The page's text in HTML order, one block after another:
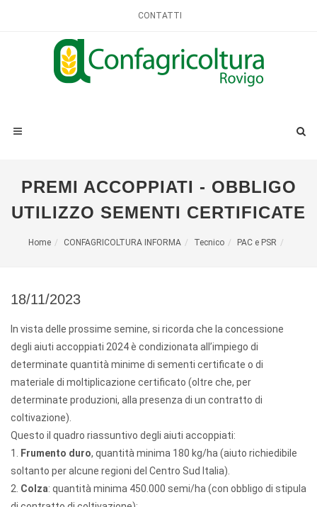
CONTATTI
PREMI ACCOPPIATI - OBBLIGO
UTILIZZO SEMENTI CERTIFICATE
Home CONFAGRICOLTURA INFORMA Tecnico PAC e PSR
18/11/2023
In vista delle prossime semine, si ricorda che la concessione
degli aiuti accoppiati 2024 è condizionata all’impiego di
determinate quantità minime di sementi certificate o di
materiale di moltiplicazione certificato (oltre che, per
determinate produzioni, alla presenza di un contratto di
coltivazione).
Questo il quadro riassuntivo degli aiuti accoppiati:
1.
Frumento duro, quantità minima 180 kg/ha (aiuto richiedibile
soltanto per alcune regioni del Centro Sud Italia).
2. Colza: quantità minima 450.000 semi/ha (con obbligo di stipula